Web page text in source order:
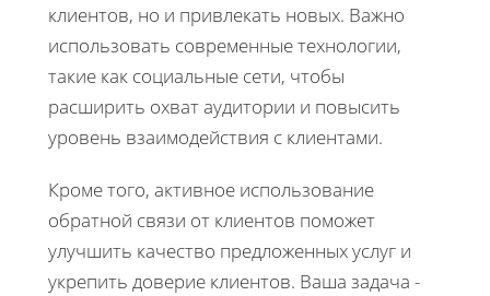
клиентов, но и привлекать новых. Важно
использовать современные технологии,
такие как социальные сети, чтобы
расширить охват аудитории и повысить
уровень взаимодействия с клиентами.
Кроме того, активное использование
обратной связи от клиентов поможет
улучшить качество предложенных услуг и
укрепить доверие клиентов. Ваша задача -